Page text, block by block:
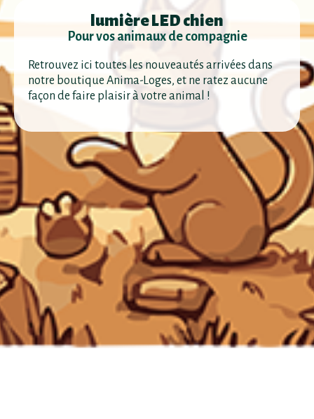
lumière LED chien
Pour vos animaux de compagnie
Retrouvez ici toutes les nouveautés arrivées dans
notre boutique Anima-Loges, et ne ratez aucune
façon de faire plaisir à votre animal !